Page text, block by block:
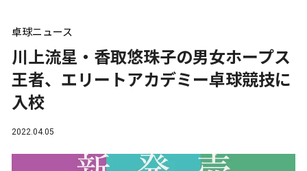
卓球ニュース
川上流星・香取悠珠子の男女ホープス
王者、エリートアカデミー卓球競技に
入校
2022.04.05